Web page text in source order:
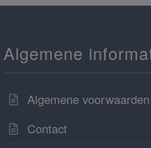
Algemene
Algemene voorwaarden
Contact